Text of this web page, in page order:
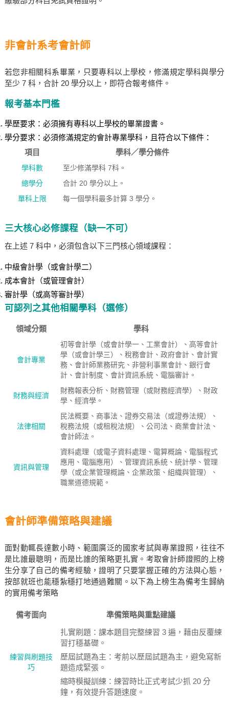
非會計系考會計師
若您非相關科系畢業，只要專科以上學校，修滿規定學科與學分
至少 7 科，合計 20 學分以上，即符合報考條件。
報考基本門檻
學歷要求：必須擁有專科以上學校的畢業證書。
學分要求：必須修滿規定的會計專業學科，且符合以下條件：
項目
學科／學分條件
學科數
至少修滿學科 7科。
總學分
合計 20 學分以上。
單科上限
每一個學科最多計算 3 學分。
三大核心必修課程（缺一不可）
在上述 7 科中，必須包含以下三門核心領域課程：
中級會計學（或會計學二）
成本會計（或管理會計）
審計學（或高等審計學）
可認列之其他相關學科（選修）
領域分類 學科
會計專業
初等會計學（或會計學一、工業會計）、高等會計
學（或會計學三）、稅務會計、政府會計、會計實
務、會計師業務研究、非營利事業會計、銀行會
計、會計制度、會計資訊系統、電腦審計。
財務與經濟
財務報表分析、財務管理（或財務經濟學）、財政
學、經濟學。
法律相關
民法概要、商事法、證券交易法（或證券法規）、
稅務法規（或租稅法規）、公司法、商業會計法、
會計師法。
資訊與管理
資料處理（或電子資料處理、電算概論、電腦程式
應用、電腦應用）、管理資訊系統、統計學、管理
學（或企業管理概論、企業政策、組織與管理）、
職業道德規範。
會計師準備策略與建議
面對動輒長達數小時、範圍廣泛的國家考試與專業證照，往往不
是比誰最聰明，而是比誰的策略更扎實。考取會計師證照的上榜
生分享了自己的備考經驗，證明了只要掌握正確的方法與心態，
按部就班也能穩紮穩打地通過難關。以下為上榜生為備考生歸納
的實用備考策略
備考面向 準備策略與重點建議
練習與刷題技
巧
扎實刷題：課本題目完整練習 3 遍，藉由反覆練
習打穩基礎。
歷屆試題為主：考前以歷屆試題為主，避免寫新
題造成緊張。
縮時模擬訓練：練習時比正式考試少抓 20 分
鐘，有效提升答題速度。